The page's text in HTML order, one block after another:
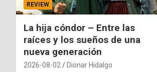
REVIEW
La hija cóndor – Entre las
raíces y los sueños de una
nueva generación
2026-08-02 Dionar Hidalgo